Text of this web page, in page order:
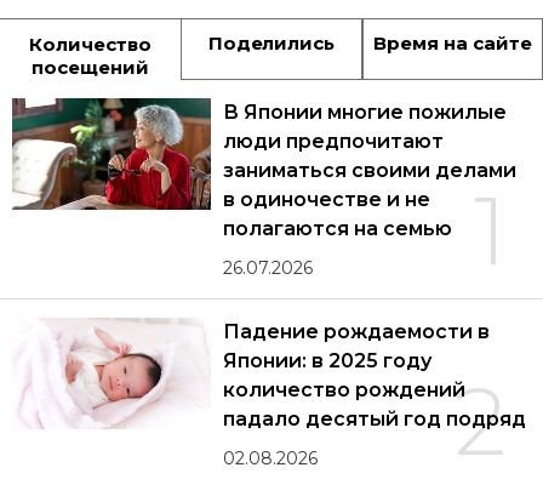
Количество
посещений
Поделились Время на сайте
1
В Японии многие пожилые
люди предпочитают
заниматься своими делами
в одиночестве и не
полагаются на семью
26.07.2026
2
Падение рождаемости в
Японии: в 2025 году
количество рождений
падало десятый год подряд
02.08.2026